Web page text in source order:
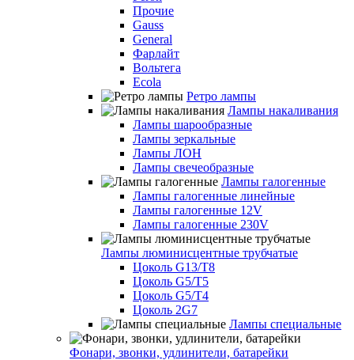
Прочие
Gauss
General
Фарлайт
Вольтега
Ecola
Ретро лампы
Лампы накаливания
Лампы шарообразные
Лампы зеркальные
Лампы ЛОН
Лампы свечеобразные
Лампы галогенные
Лампы галогенные линейные
Лампы галогенные 12V
Лампы галогенные 230V
Лампы люминисцентные трубчатые
Цоколь G13/T8
Цоколь G5/Т5
Цоколь G5/T4
Цоколь 2G7
Лампы специальные
Фонари, звонки, удлинители, батарейки